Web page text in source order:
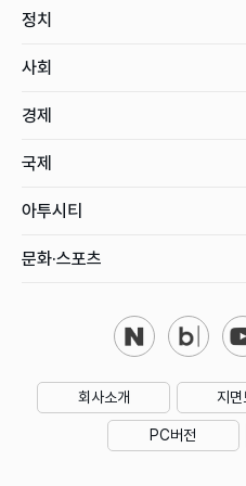
정치
사회
경제
국제
아투시티
문화·스포츠
회사소개 지면
PC버전